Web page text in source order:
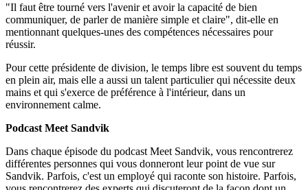
"Il faut être tourné vers l'avenir et avoir la capacité de bien
communiquer, de parler de manière simple et claire", dit-elle en
mentionnant quelques-unes des compétences nécessaires pour
réussir.
Pour cette présidente de division, le temps libre est souvent du temps
en plein air, mais elle a aussi un talent particulier qui nécessite deux
mains et qui s'exerce de préférence à l'intérieur, dans un
environnement calme.
Podcast Meet Sandvik
Dans chaque épisode du podcast Meet Sandvik, vous rencontrerez
différentes personnes qui vous donneront leur point de vue sur
Sandvik. Parfois, c'est un employé qui raconte son histoire. Parfois,